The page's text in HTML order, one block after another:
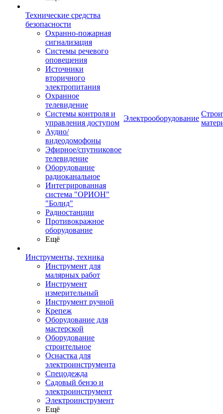
Технические средства
безопасности
Охранно-пожарная
сигнализация
Системы речевого
оповещения
Источники
вторичного
электропитания
Охранное
телевидение
Системы контроля и
управления доступом
Аудио/
видеодомофоны
Эфирное/спутниковое
телевидение
Оборудование
радиоканальное
Интегрированная
система "ОРИОН"
"Болид"
Радиостанции
Противокражное
оборудование
Ещё
Инструменты, техника
Инструмент для
малярных работ
Инструмент
измерительный
Инструмент ручной
Крепеж
Оборудование для
мастерской
Оборудование
строительное
Оснастка для
электроинструмента
Спецодежда
Садовый бензо и
электроинструмент
Электроинструмент
Ещё
Электрооборудование